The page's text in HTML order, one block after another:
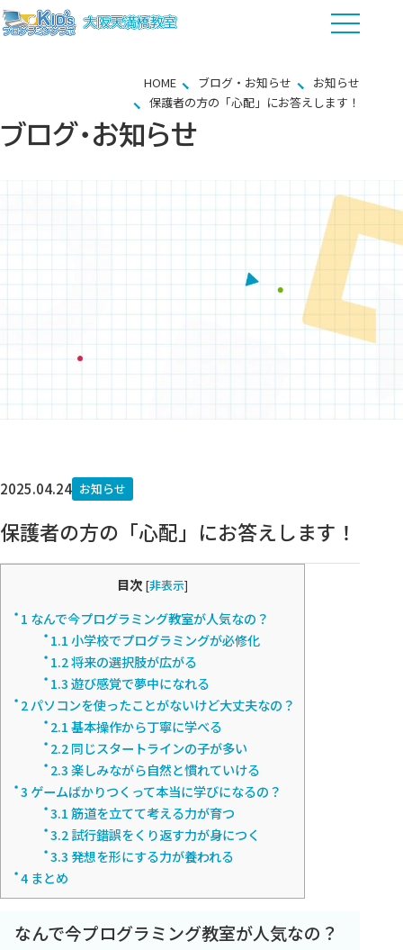
ブログ・お知らせ
HOME ブログ・お知らせ
お知らせ
保護者の方の「心配」にお答えします！
2025.04.24 お知らせ
保護者の方の「心配」にお答えします！
目次 [非表示]
1 なんで今プログラミング教室が人気なの？
1.1小学校でプログラミングが必修化
1.2将来の選択肢が広がる
1.3遊び感覚で夢中になれる
2パソコンを使ったことがないけど大丈夫なの？
2.1基本操作から丁寧に学べる
2.2同じスタートラインの子が多い
2.3楽しみながら自然と慣れていける
3 ゲームばかりつくって本当に学びになるの？
3.1筋道を立てて考える力が育つ
3.2試行錯誤をくり返す力が身につく
3.3発想を形にする力が養われる
4 まとめ
なんで今プログラミング教室が人気なの？